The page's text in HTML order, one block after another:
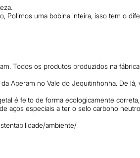
Polimos uma bobina inteira, isso tem o
Todos os produtos produzidos na
Aperam no Vale do Jequitinhonha. De
é feito de forma ecologicamente
aços especiais a ter o selo carbono
ambiente/